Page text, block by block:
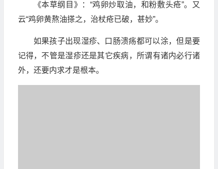
《本草纲目》：“鸡卵炒取油，和粉敷头疮”。又
云“鸡卵黄熬油搽之，治杖疮已破，甚妙”。
如果孩子出现湿疹、口肠溃疡都可以涂，但是要
记得，不管是湿疹还是其它疾病，所谓有诸内必行诸
外，还要内求才是根本。